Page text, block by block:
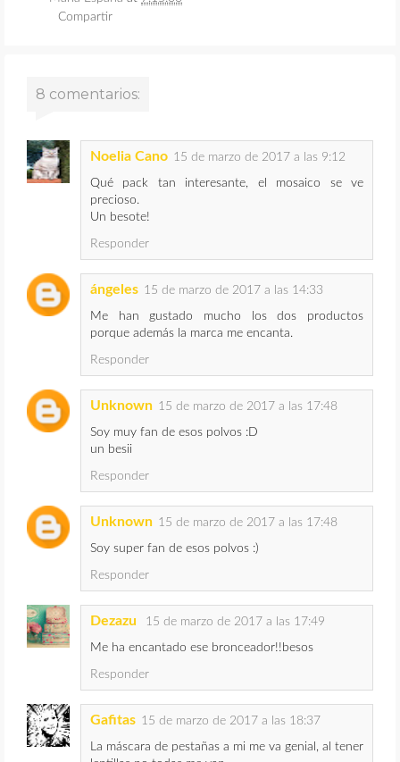
Compartir
8 comentarios:
Noelia Cano 15 de marzo de 2017 a las 9:12
Qué pack tan interesante, el mosaico se ve
precioso.
Un besote!
Responder
ángeles 15 de marzo de 2017 a las 14:33
Me han gustado mucho los dos productos
porque además la marca me encanta.
Responder
Unknown 15 de marzo de 2017 a las 17:48
Soy muy fan de esos polvos :D
un besii
Responder
Unknown 15 de marzo de 2017 a las 17:48
Soy super fan de esos polvos :)
Responder
Dezazu 15 de marzo de 2017 a las 17:49
Me ha encantado ese bronceador!!besos
Responder
Gafitas 15 de marzo de 2017 a las 18:37
La máscara de pestañas a mi me va genial, al tener